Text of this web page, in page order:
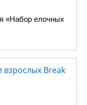
«Набор елочных